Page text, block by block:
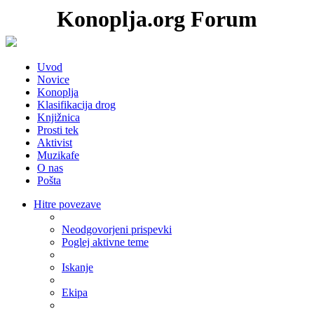
Konoplja.org Forum
Uvod
Novice
Konoplja
Klasifikacija drog
Knjižnica
Prosti tek
Aktivist
Muzikafe
O nas
Pošta
Hitre povezave
Neodgovorjeni prispevki
Poglej aktivne teme
Iskanje
Ekipa